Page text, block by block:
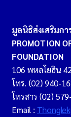
มูลนิธิส่งเสริมก
PROMOTION
FOUNDATION
106 พหลโยธิน
โทร. (02) 940-
โทรสาร (02)
Email :